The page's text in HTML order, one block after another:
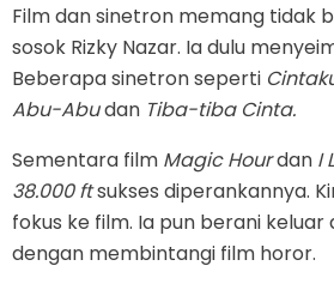
Film dan sinetron memang tidak
sosok Rizky Nazar. Ia dulu
Beberapa sinetron seperti
Abu-Abudan Tiba-tiba Cinta.
Sementara film Magic Hourdan I
38.000 ftsukses diperankannya.
fokus ke film. Ia pun berani
dengan membintangi film horor.